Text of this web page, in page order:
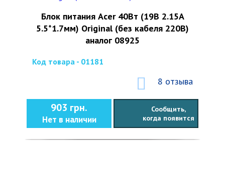
Блок питания Acer 40Вт (19В 2.15А
5.5*1.7мм) Original (без кабеля 220В)
аналог 08925
Код товара - 01181
8 отзыва
903 грн.
Нет в наличии
Сообщить,
когда появится